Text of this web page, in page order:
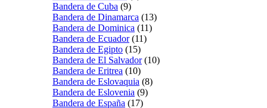
Bandera de Cuba (9)
Bandera de Dinamarca (13)
Bandera de Dominica (11)
Bandera de Ecuador (11)
Bandera de Egipto (15)
Bandera de El Salvador (10)
Bandera de Eritrea (10)
Bandera de Eslovaquia (8)
Bandera de Eslovenia (9)
Bandera de España (17)